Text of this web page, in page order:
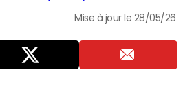
Mise à jour le 28/05/26